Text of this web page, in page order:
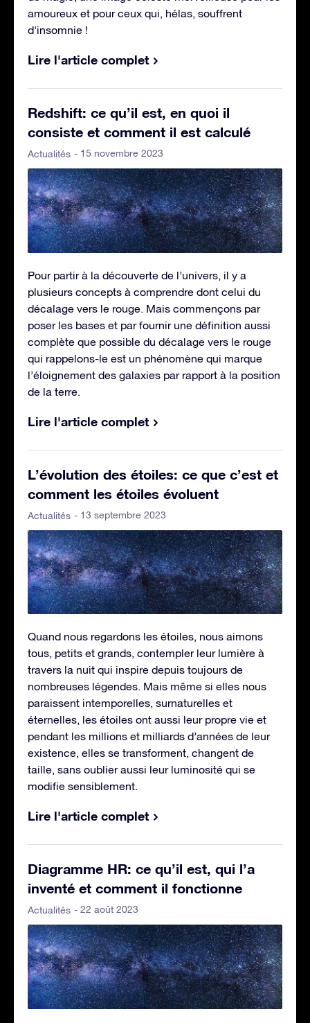
amoureux et pour ceux qui, hélas, souffrent
d'insomnie !
Lire l'article complet
Redshift: ce qu’il est, en quoi il
consiste et comment il est calculé
Actualités - 15 novembre 2023
Pour partir à la découverte de l’univers, il y a
plusieurs concepts à comprendre dont celui du
décalage vers le rouge. Mais commençons par
poser les bases et par fournir une définition aussi
complète que possible du décalage vers le rouge
qui rappelons-le est un phénomène qui marque
l’éloignement des galaxies par rapport à la position
de la terre.
Lire l'article complet
L’évolution des étoiles: ce que c’est et
comment les étoiles évoluent
Actualités - 13 septembre 2023
Quand nous regardons les étoiles, nous aimons
tous, petits et grands, contempler leur lumière à
travers la nuit qui inspire depuis toujours de
nombreuses légendes. Mais même si elles nous
paraissent intemporelles, surnaturelles et
éternelles, les étoiles ont aussi leur propre vie et
pendant les millions et milliards d’années de leur
existence, elles se transforment, changent de
taille, sans oublier aussi leur luminosité qui se
modifie sensiblement.
Lire l'article complet
Diagramme HR: ce qu’il est, qui l’a
inventé et comment il fonctionne
Actualités - 22 août 2023